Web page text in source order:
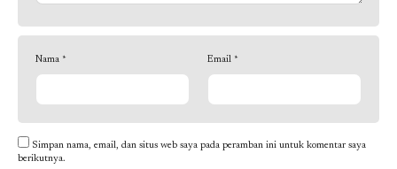
Nama * Email *
Simpan nama, email, dan situs web saya pada peramban ini untuk komentar saya
berikutnya.